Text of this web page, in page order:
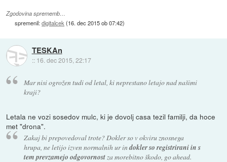
Zgodovina sprememb…
spremenil:digitalcek(16. dec 2015 ob 07:42)
TESKAn
:: 16. dec 2015, 22:17
Mar nisi ogrožen tudi od letal, ki neprestano letajo nad našimi
kraji?
Letala ne vozi sosedov mulc, ki je dovolj casa tezil familji, da hoce
met "drona".
Zakaj bi prepovedoval trote? Dokler so v okviru znosnega
hrupa, ne letijo izven normalnih ur indokler so registrirani in s
tem prevzamejo odgovornostza morebitno škodo, go ahead.